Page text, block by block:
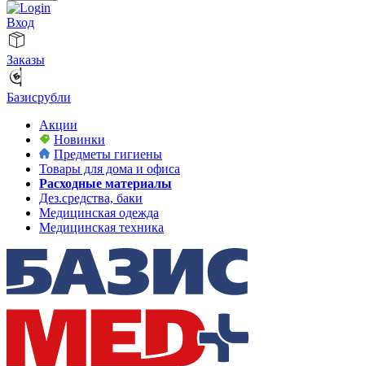
Вход
Заказы
Базисрубли
Акции
Новинки
Предметы гигиены
Товары для дома и офиса
Расходные материалы
Дез.средства, баки
Медицинская одежда
Медицинская техника